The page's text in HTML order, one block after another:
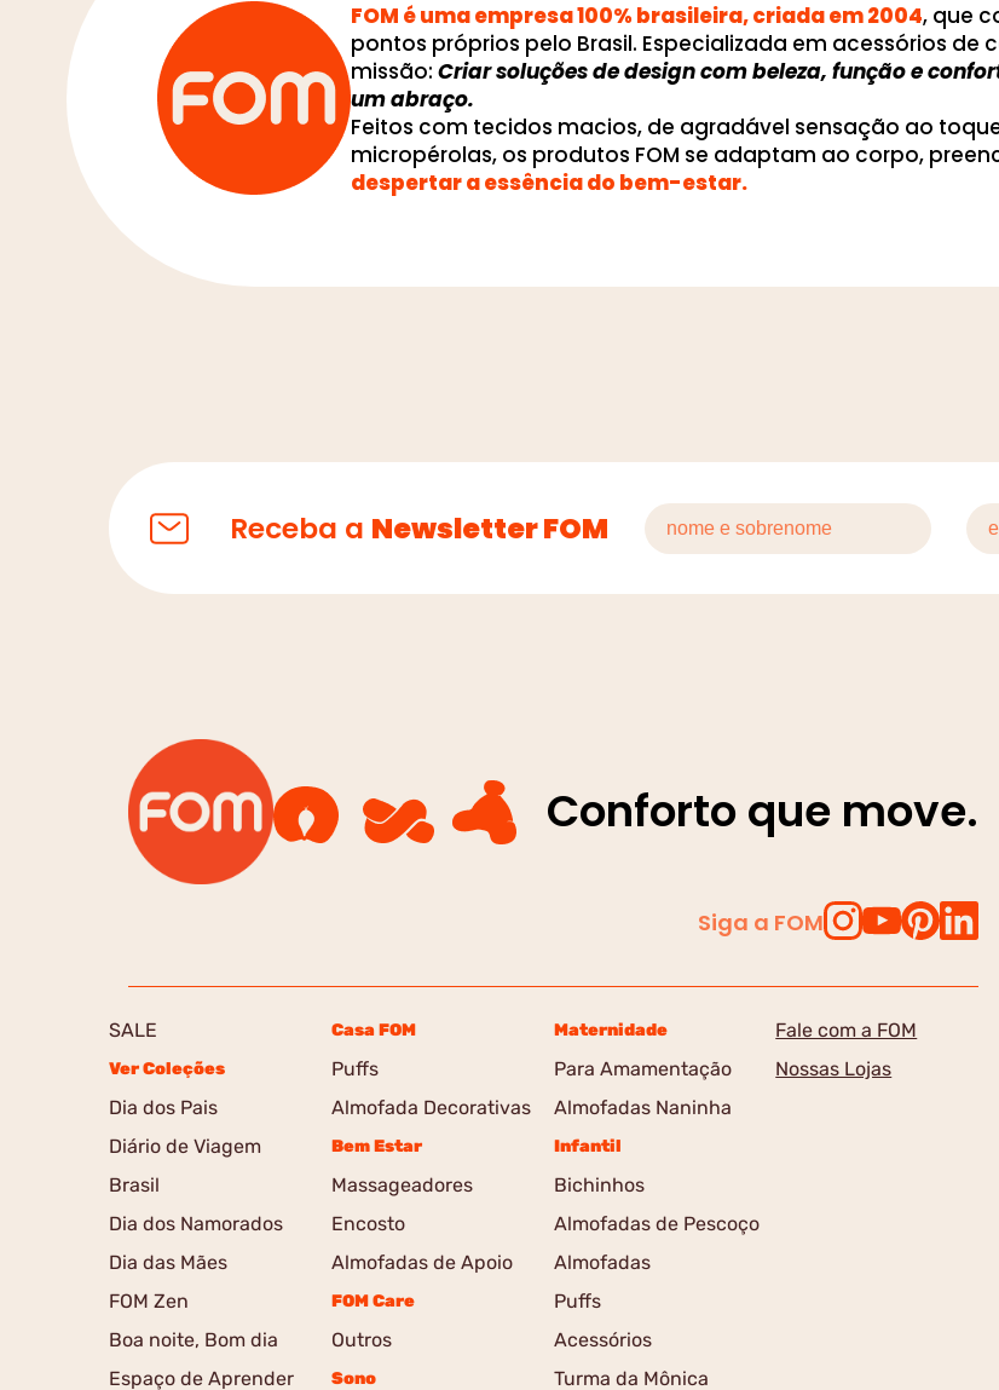
FOM é uma empresa 100% brasileira, criada em 2004, que
pontos próprios pelo Brasil. Especializada em acessórios
missão: Criar soluções de design com beleza, função e
um abraço.
Feitos com tecidos macios, de agradável sensação ao
micropérolas, os produtos FOM se adaptam ao corpo,
despertar a essência do bem-estar.
Receba a Newsletter FOM
Conforto que move.
Siga a FOM
SALE
Ver Coleções
Dia dos Pais
Diário de Viagem
Brasil
Dia dos Namorados
Dia das Mães
FOM Zen
Boa noite, Bom dia
Espaço de Aprender
Casa FOM
Puffs
Almofada Decorativas
Bem Estar
Massageadores
Encosto
Almofadas de Apoio
FOM Care
Outros
Sono
Maternidade
Para Amamentação
Almofadas Naninha
Infantil
Bichinhos
Almofadas de Pescoço
Almofadas
Puffs
Acessórios
Turma da Mônica
Fale com a FOM
Nossas Lojas